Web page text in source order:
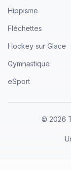
Hippisme
Fléchettes
Hockey sur Glace
Gymnastique
eSport
© 2026